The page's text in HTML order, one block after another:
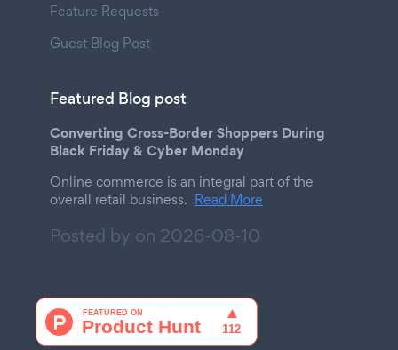
Feature Requests
Guest Blog Post
Featured Blog post
Converting Cross-Border Shoppers During
Black Friday & Cyber Monday
Online commerce is an integral part of the
overall retail business. Read More
Posted by on 2026-08-10